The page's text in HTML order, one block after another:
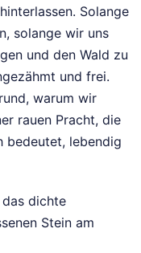
Solange
solange wir uns
und den Wald zu
und frei.
warum wir
rauen Pracht, die
bedeutet, lebendig
dichte
Stein am